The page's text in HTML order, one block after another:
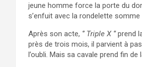
jeune homme force la porte du
s’enfuit avec la rondelette somme
Après son acte, ‘’ Triple X ‘’prend
près de trois mois, il parvient à
l’oubli. Mais sa cavale prend fin